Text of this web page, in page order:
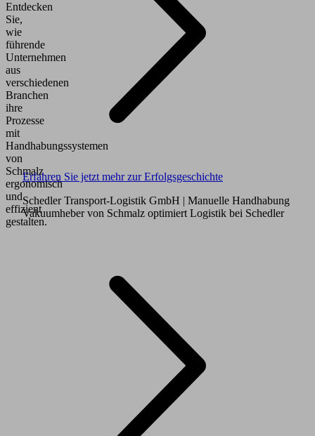
Entdecken
Sie,
wie
führende
Unternehmen
aus
verschiedenen
Branchen
ihre
Prozesse
mit
Handhabungssystemen
von
Schmalz
ergonomisch
und
effizient
gestalten.
Erfahren Sie jetzt mehr zur Erfolgsgeschichte
Schedler Transport-Logistik GmbH | Manuelle Handhabung
Vakuumheber von Schmalz optimiert Logistik bei Schedler